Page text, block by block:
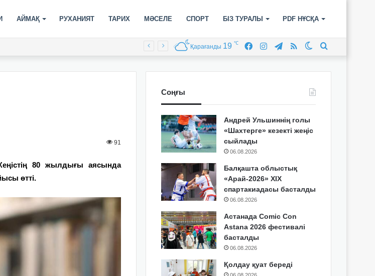
АЙМАҚ РУХАНИЯТ ТАРИХ МӘСЕЛЕ СПОРТ БІЗ ТУРАЛЫ PDF НҰСҚА
Switch
RSS
Telegram
Instagram
Facebook
Қарағанды 19 ℃
91
80 жылдығы аясында
өтті.
Соңғы
Андрей Ульшиннің голы
«Шахтерге» кезекті жеңіс
сыйлады
06.08.2026
Балқашта облыстық
«Арай-2026» XIX
спартакиадасы басталды
06.08.2026
Астанада Comic Con
Astana 2026 фестивалі
басталды
06.08.2026
Қолдау қуат береді